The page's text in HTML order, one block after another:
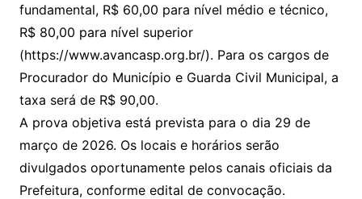
fundamental, R$ 60,00 para nível médio e técnico,
R$ 80,00 para nível superior
(https://www.avancasp.org.br/). Para os cargos de
Procurador do Município e Guarda Civil Municipal, a
taxa será de R$ 90,00.
A prova objetiva está prevista para o dia 29 de
março de 2026. Os locais e horários serão
divulgados oportunamente pelos canais oficiais da
Prefeitura, conforme edital de convocação.